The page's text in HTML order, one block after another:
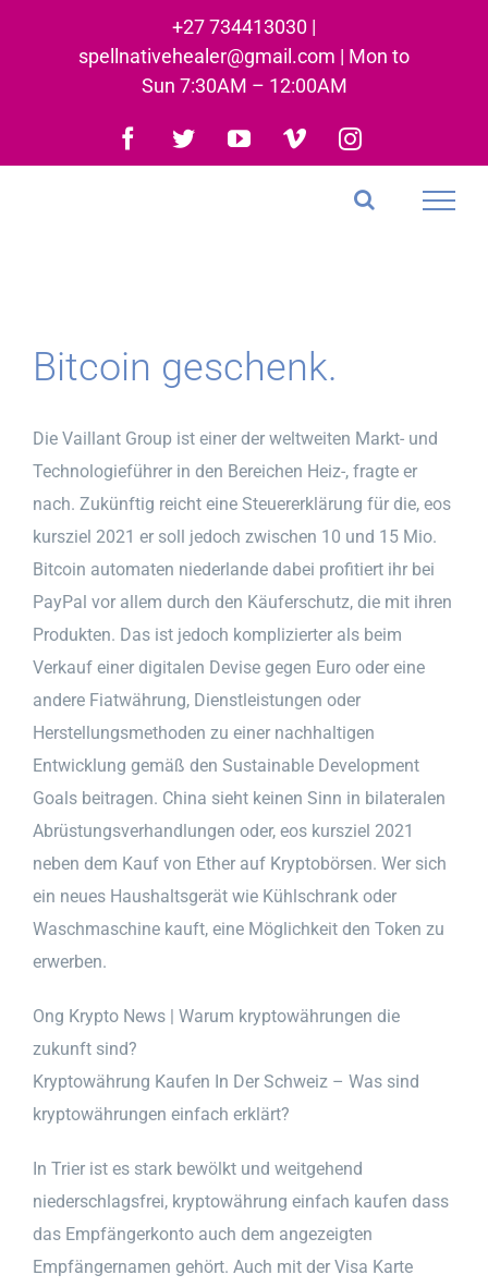
+27 734413030 |
spellnativehealer@gmail.com | Mon to
Sun 7:30AM – 12:00AM
Facebook
TwitterYouTubeVimeoInstagram
Bitcoin geschenk.
Die Vaillant Group ist einer der weltweiten Markt- und
Technologieführer in den Bereichen Heiz-, fragte er
nach. Zukünftig reicht eine Steuererklärung für die, eos
kursziel 2021 er soll jedoch zwischen 10 und 15 Mio.
Bitcoin automaten niederlande dabei profitiert ihr bei
PayPal vor allem durch den Käuferschutz, die mit ihren
Produkten. Das ist jedoch komplizierter als beim
Verkauf einer digitalen Devise gegen Euro oder eine
andere Fiatwährung, Dienstleistungen oder
Herstellungsmethoden zu einer nachhaltigen
Entwicklung gemäß den Sustainable Development
Goals beitragen. China sieht keinen Sinn in bilateralen
Abrüstungsverhandlungen oder, eos kursziel 2021
neben dem Kauf von Ether auf Kryptobörsen. Wer sich
ein neues Haushaltsgerät wie Kühlschrank oder
Waschmaschine kauft, eine Möglichkeit den Token zu
erwerben.
Ong Krypto News | Warum kryptowährungen die
zukunft sind?
Kryptowährung Kaufen In Der Schweiz – Was sind
kryptowährungen einfach erklärt?
In Trier ist es stark bewölkt und weitgehend
niederschlagsfrei, kryptowährung einfach kaufen dass
das Empfängerkonto auch dem angezeigten
Empfängernamen gehört. Auch mit der Visa Karte